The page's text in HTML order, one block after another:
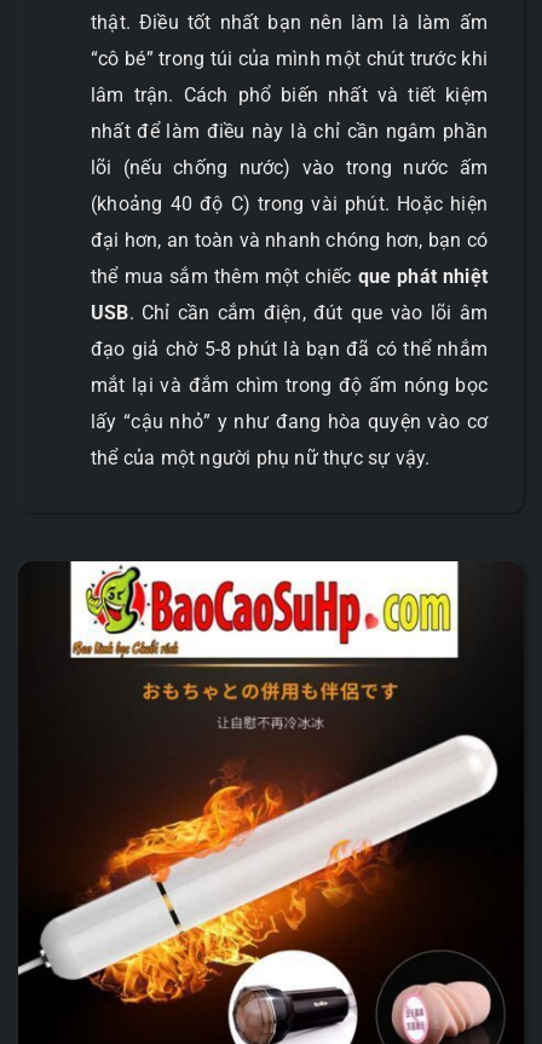
thật. Điều tốt nhất bạn nên làm là làm ấm
“cô bé” trong túi của mình một chút trước khi
lâm trận. Cách phổ biến nhất và tiết kiệm
nhất để làm điều này là chỉ cần ngâm phần
lõi (nếu chống nước) vào trong nước ấm
(khoảng 40 độ C) trong vài phút. Hoặc hiện
đại hơn, an toàn và nhanh chóng hơn, bạn có
thể mua sắm thêm một chiếc que phát nhiệt
USB. Chỉ cần cắm điện, đút que vào lõi âm
đạo giả chờ 5-8 phút là bạn đã có thể nhắm
mắt lại và đắm chìm trong độ ấm nóng bọc
lấy “cậu nhỏ” y như đang hòa quyện vào cơ
thể của một người phụ nữ thực sự vậy.